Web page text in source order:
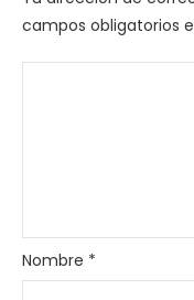
campos obligatorios
Nombre *